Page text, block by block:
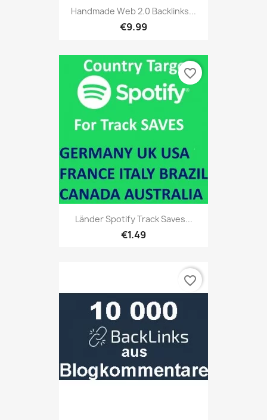
Handmade Web 2.0 Backlinks...
€9.99
Länder Spotify Track Saves...
€1.49
favorite_border
favorite_border